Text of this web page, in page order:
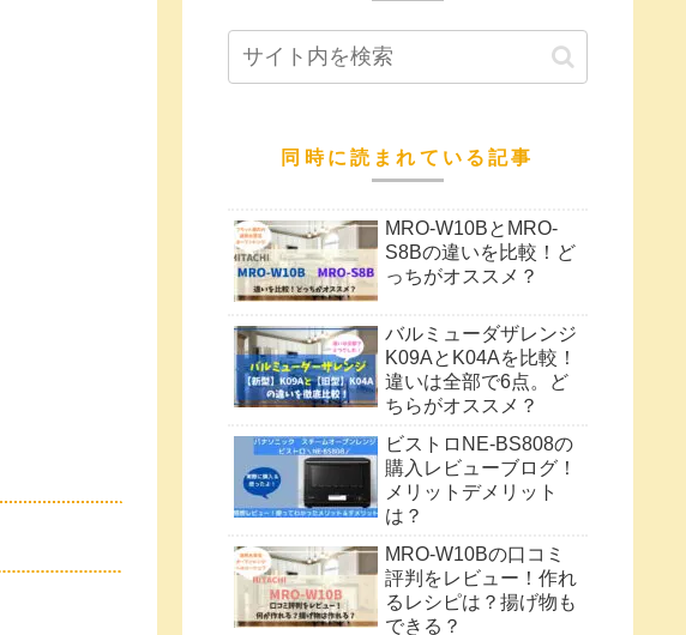
同時に読まれている記事
MRO-W10BとMRO-
S8Bの違いを比較！ど
っちがオススメ？
バルミューダザレンジ
K09AとK04Aを比較！
違いは全部で6点。ど
ちらがオススメ？
ビストロNE-BS808の
購入レビューブログ！
メリットデメリット
は？
MRO-W10Bの口コミ
評判をレビュー！作れ
るレシピは？揚げ物も
できる？